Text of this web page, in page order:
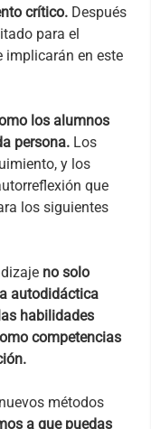
crítico. Después
para el
implicarán en este
los alumnos
persona. Los
y los
que
los siguientes
no solo
autodidáctica
habilidades
competencias
métodos
a que puedas